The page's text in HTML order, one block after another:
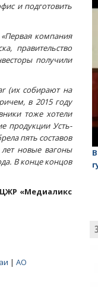
и подготовить
компания
правительство
получили
(их собирают на
в 2015 году
тоже хотели
продукции Усть-
пять составов
новые вагоны
В конце концов
«Медиаликс
| АО
в Горном едва не